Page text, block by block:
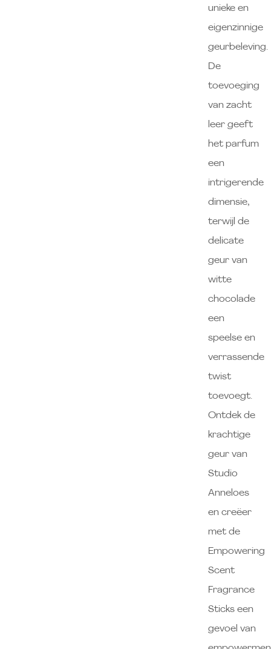
unieke en
eigenzinnige
geurbeleving.
De
toevoeging
van zacht
leer geeft
het parfum
een
intrigerende
dimensie,
terwijl de
delicate
geur van
witte
chocolade
een
speelse en
verrassende
twist
toevoegt.
Ontdek de
krachtige
geur van
Studio
Anneloes
en creëer
met de
Empowering
Scent
Fragrance
Sticks een
gevoel van